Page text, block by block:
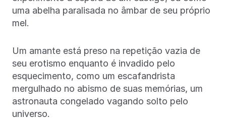
uma abelha paralisada no âmbar de seu próprio
mel.
Um amante está preso na repetição vazia de
seu erotismo enquanto é invadido pelo
esquecimento, como um escafandrista
mergulhado no abismo de suas memórias, um
astronauta congelado vagando solto pelo
universo.